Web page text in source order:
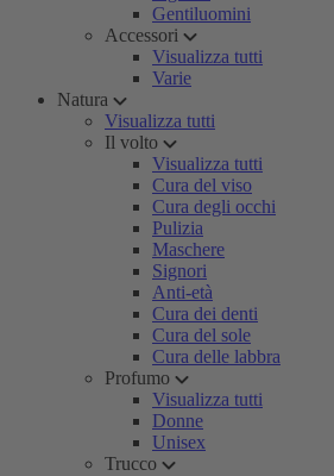
Gentiluomini
Accessori
Visualizza tutti
Varie
Natura
Visualizza tutti
Il volto
Visualizza tutti
Cura del viso
Cura degli occhi
Pulizia
Maschere
Signori
Anti-età
Cura dei denti
Cura del sole
Cura delle labbra
Profumo
Visualizza tutti
Donne
Unisex
Trucco